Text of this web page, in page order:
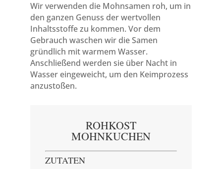
Wir verwenden die Mohnsamen roh, um in
den ganzen Genuss der wertvollen
Inhaltsstoffe zu kommen. Vor dem
Gebrauch waschen wir die Samen
gründlich mit warmem Wasser.
Anschließend werden sie über Nacht in
Wasser eingeweicht, um den Keimprozess
anzustoßen.
ROHKOST
MOHNKUCHEN
ZUTATEN